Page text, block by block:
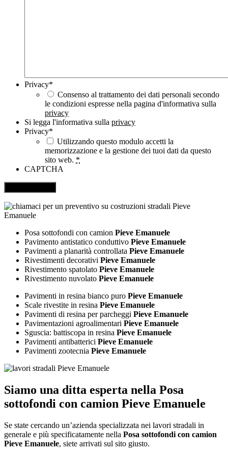
Privacy*
Consenso al trattamento dei dati personali secondo
le condizioni espresse nella pagina d'informativa sulla
privacy
Si legga l'informativa sulla privacy
Privacy*
Utilizzando questo modulo accetti la
memorizzazione e la gestione dei tuoi dati da questo
sito web. *
CAPTCHA
Posa sottofondi con camion Pieve Emanuele
Pavimento antistatico conduttivo Pieve Emanuele
Pavimenti a planarità controllata Pieve Emanuele
Rivestimenti decorativi Pieve Emanuele
Rivestimento spatolato Pieve Emanuele
Rivestimento nuvolato Pieve Emanuele
Pavimenti in resina bianco puro Pieve Emanuele
Scale rivestite in resina Pieve Emanuele
Pavimenti di resina per parcheggi Pieve Emanuele
Pavimentazioni agroalimentari Pieve Emanuele
Sguscia: battiscopa in resina Pieve Emanuele
Pavimenti antibatterici Pieve Emanuele
Pavimenti zootecnia Pieve Emanuele
Siamo una ditta esperta nella Posa
sottofondi con camion Pieve Emanuele
Se state cercando un’azienda specializzata nei lavori stradali in
generale e più specificatamente nella Posa sottofondi con camion
Pieve Emanuele, siete arrivati sul sito giusto.